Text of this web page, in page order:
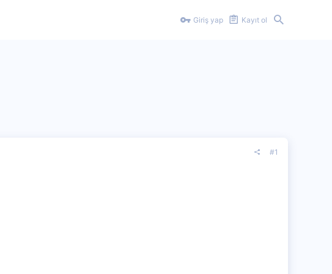
Giriş yap Kayıt ol
#1